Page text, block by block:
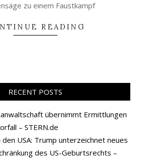
zu einem Faustkampf
READING
RECENT POSTS
übernimmt Ermittlungen
– STERN.de
USA: Trump unterzeichnet neues
des US-Geburtsrechts –